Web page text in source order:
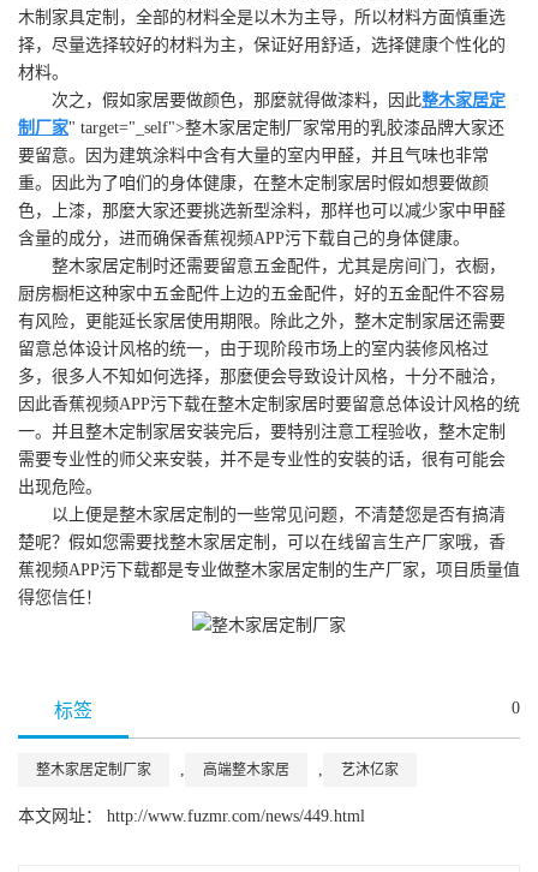
木制家具定制，全部的材料全是以木为主导，所以材料方面慎重选
择，尽量选择较好的材料为主，保证好用舒适，选择健康个性化的
材料。
次之，假如家居要做颜色，那麼就得做漆料，因此整木家居定
制厂家" target="_self">整木家居定制厂家常用的乳胶漆品牌大家还
要留意。因为建筑涂料中含有大量的室内甲醛，并且气味也非常
重。因此为了咱们的身体健康，在整木定制家居时假如想要做颜
色，上漆，那麼大家还要挑选新型涂料，那样也可以减少家中甲醛
含量的成分，进而确保香蕉视频APP污下载自己的身体健康。
整木家居定制时还需要留意五金配件，尤其是房间门，衣橱，
厨房橱柜这种家中五金配件上边的五金配件，好的五金配件不容易
有风险，更能延长家居使用期限。除此之外，整木定制家居还需要
留意总体设计风格的统一，由于现阶段市场上的室内装修风格过
多，很多人不知如何选择，那麼便会导致设计风格，十分不融洽，
因此香蕉视频APP污下载在整木定制家居时要留意总体设计风格的统
一。并且整木定制家居安装完后，要特别注意工程验收，整木定制
需要专业性的师父来安裝，并不是专业性的安裝的话，很有可能会
出现危险。
以上便是整木家居定制的一些常见问题，不清楚您是否有搞清
楚呢？假如您需要找整木家居定制，可以在线留言生产厂家哦，香
蕉视频APP污下载都是专业做整木家居定制的生产厂家，项目质量值
得您信任！
标签 0
整木家居定制厂家 , 高端整木家居 , 艺沐亿家
本文网址： http://www.fuzmr.com/news/449.html